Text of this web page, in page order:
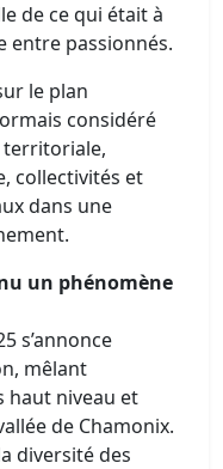
de ce qui était à
entre passionnés.
le plan
considéré
territoriale,
collectivités et
dans une
un phénomène
s’annonce
mêlant
haut niveau et
de Chamonix.
diversité des